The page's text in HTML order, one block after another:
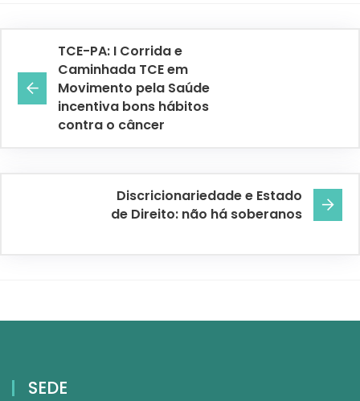
TCE-PA: I Corrida e
Caminhada TCE em
Movimento pela Saúde
incentiva bons hábitos
contra o câncer
Discricionariedade e Estado
de Direito: não há soberanos
SEDE